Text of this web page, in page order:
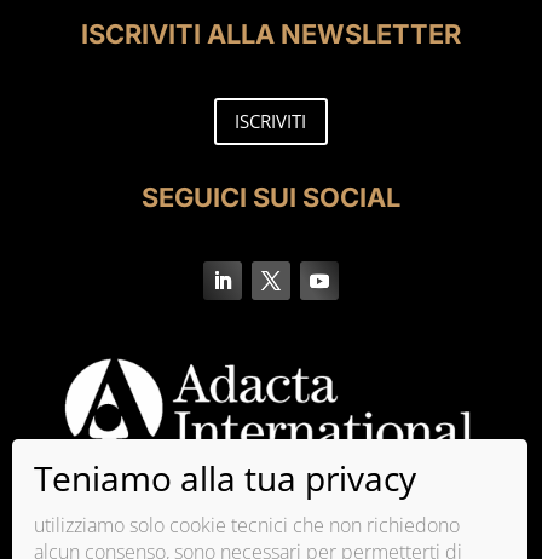
ISCRIVITI ALLA NEWSLETTER
ISCRIVITI
SEGUICI SUI SOCIAL
utilizziamo solo cookie tecnici che non richiedono
alcun consenso, sono necessari per permetterti di